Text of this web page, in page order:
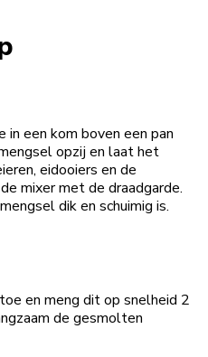
een kom boven een pan
opzij en laat het
eidooiers en de
mixer met de draadgarde.
dik en schuimig is.
en meng dit op snelheid 2
de gesmolten